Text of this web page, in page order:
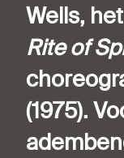
Wells,
Rite of
(1975).